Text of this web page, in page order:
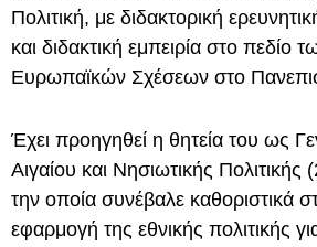
Πολιτική, με διδακτορική
και διδακτική εμπειρία στο πεδίο
Ευρωπαϊκών Σχέσεων στο
Έχει προηγηθεί η θητεία του ως
Αιγαίου και Νησιωτικής
την οποία συνέβαλε καθοριστικά
εφαρμογή της εθνικής πολιτικής